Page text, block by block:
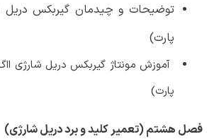
توضیحات و چیدمان گیربکس دریل
پارت)
پارت)
فصل هشتم (تعمیر کلید و برد دریل شارژی)